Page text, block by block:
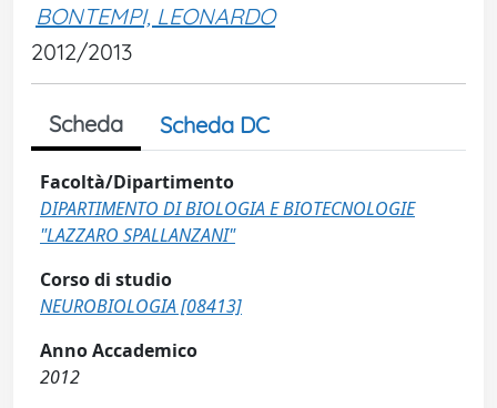
BONTEMPI, LEONARDO
2012/2013
Scheda Scheda DC
Facoltà/Dipartimento
DIPARTIMENTO DI BIOLOGIA E BIOTECNOLOGIE
"LAZZARO SPALLANZANI"
Corso di studio
NEUROBIOLOGIA [08413]
Anno Accademico
2012